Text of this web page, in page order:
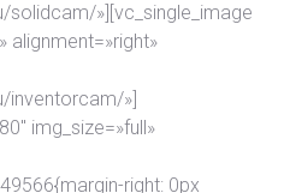
solidcam/»][vc_single_image
alignment=»right»
inventorcam/»]
img_size=»full»
right: 0px